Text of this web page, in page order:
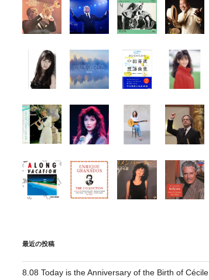
最近の投稿
8.08 Today is the Anniversary of the Birth of Cécile